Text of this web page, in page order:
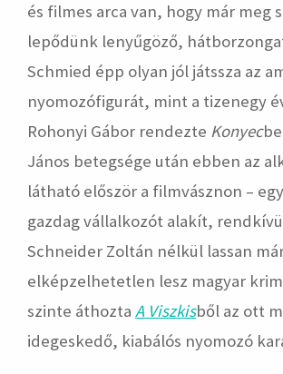
és filmes arca van, hogy már meg
lepődünk lenyűgöző,
Schmied épp olyan jól játssza az
nyomozófigurát, mint a tizenegy
Rohonyi Gábor rendezte Konyec
János betegsége után ebben az
látható először a filmvásznon –
gazdag vállalkozót alakít,
Schneider Zoltán nélkül lassan
elképzelhetetlen lesz magyar
szinte áthozta A Viszkisből az ott
idegeskedő, kiabálós nyomozó